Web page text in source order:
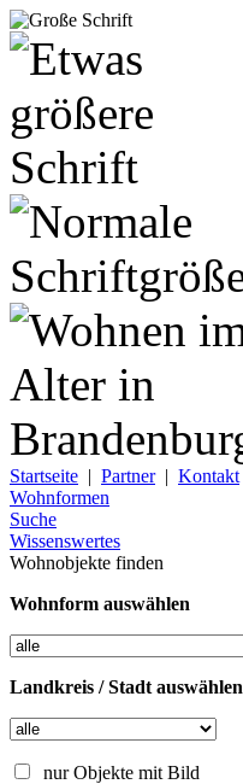
Startseite | Partner| Kontakt
Wohnformen
Suche
Wissenswertes
Wohnobjekte finden
Wohnform auswählen
Landkreis / Stadt auswählen
nur Objekte mit Bild